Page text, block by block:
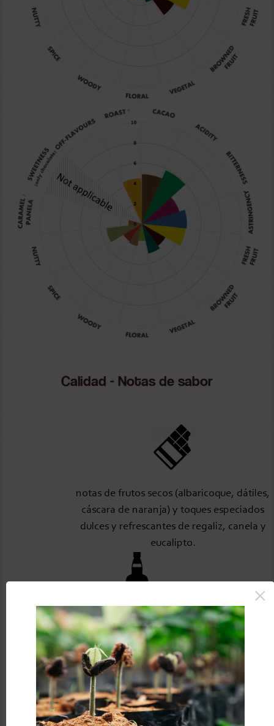
Calidad - Notas de sabor
notas de frutos secos (albaricoque, dátiles,
cáscara de naranja) y toques especiados
dulces y refrescantes de regaliz, canela y
eucalipto.
Cítricos, carambola, hierbas aromáticas y especias
(cardamomo y enebro), tonos amaderados, nueces de
macadamia frescas
×